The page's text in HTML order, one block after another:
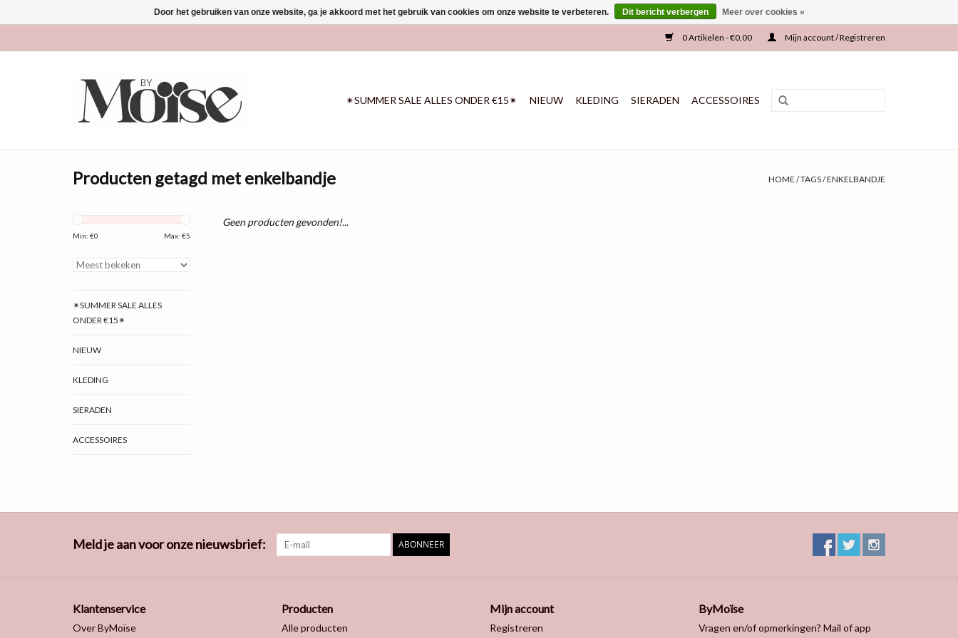
0 Artikelen - €0,00 Mijn account / Registreren
✴SUMMER SALE ALLES ONDER €15✴ NIEUW KLEDING SIERADEN ACCESSOIRES
Producten getagd met enkelbandje HOME /TAGS/ENKELBANDJE
Min: €0 Max: €5
✴SUMMER SALE ALLES
ONDER €15✴
NIEUW
KLEDING
SIERADEN
ACCESSOIRES
Geen producten gevonden!...
Meld je aan voor onze nieuwsbrief: ABONNEER
Klantenservice
Over ByMoïse
Producten
Alle producten
Mijn account
Registreren
ByMoïse
Vragen en/of opmerkingen? Mail of app
Door het gebruiken van onze website, ga je akkoord met het gebruik van cookies om onze website te verbeteren. Dit bericht verbergen Meer over cookies »